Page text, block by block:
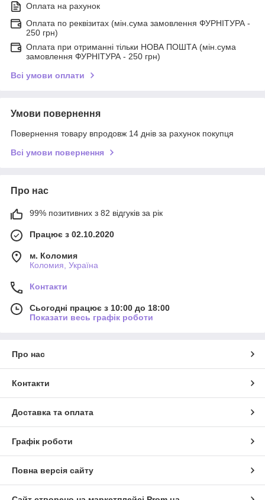
Оплата на рахунок
Оплата по реквізитах (мін.сума замовлення ФУРНІТУРА -
250 грн)
Оплата при отриманні тільки НОВА ПОШТА (мін.сума
замовлення ФУРНІТУРА - 250 грн)
Всі умови оплати
Умови повернення
Повернення товару впродовж 14 днів за рахунок покупця
Всі умови повернення
Про нас
99% позитивних з 82 відгуків за рік
Працює з 02.10.2020
м. Коломия
Коломия, Україна
Контакти
Сьогодні працює з 10:00 до 18:00
Показати весь графік роботи
Про нас
Контакти
Доставка та оплата
Графік роботи
Повна версія сайту